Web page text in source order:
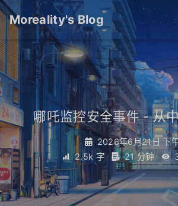
Moreality's Blog
哪吒监控安全事件 - 从
2026年6月21日 下
2.5k 字
21 分钟